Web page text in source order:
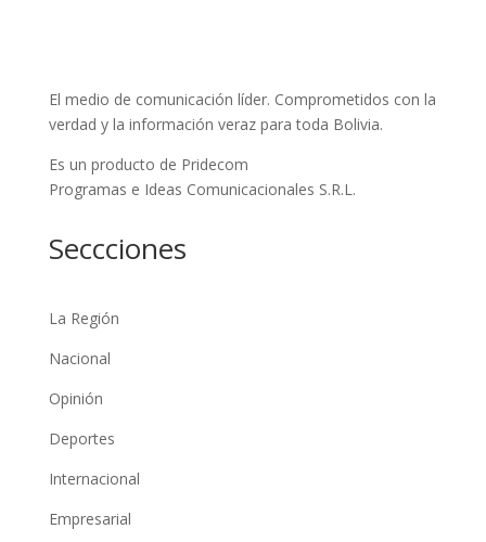
El medio de comunicación líder. Comprometidos con la
verdad y la información veraz para toda Bolivia.
Es un producto de Pridecom
Programas e Ideas Comunicacionales S.R.L.
Seccciones
La Región
Nacional
Opinión
Deportes
Internacional
Empresarial